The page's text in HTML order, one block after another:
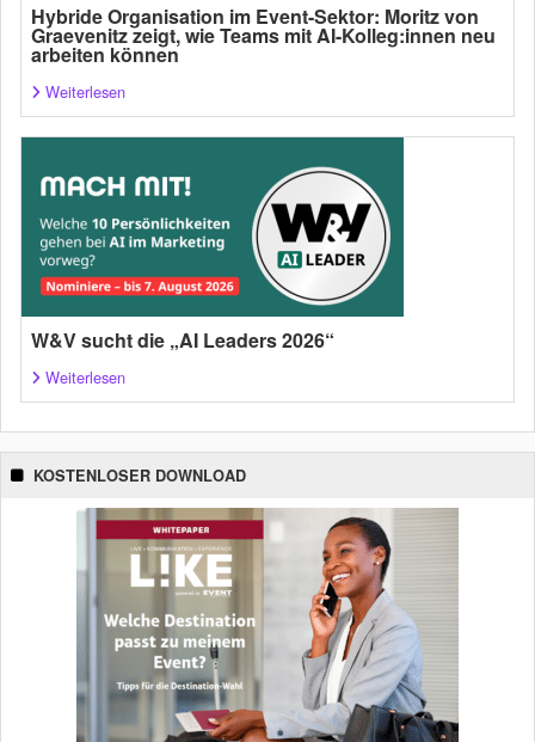
Hybride Organisation im Event-Sektor: Moritz von
Graevenitz zeigt, wie Teams mit AI-Kolleg:innen neu
arbeiten können
Weiterlesen
W&V sucht die „AI Leaders 2026“
Weiterlesen
KOSTENLOSER DOWNLOAD